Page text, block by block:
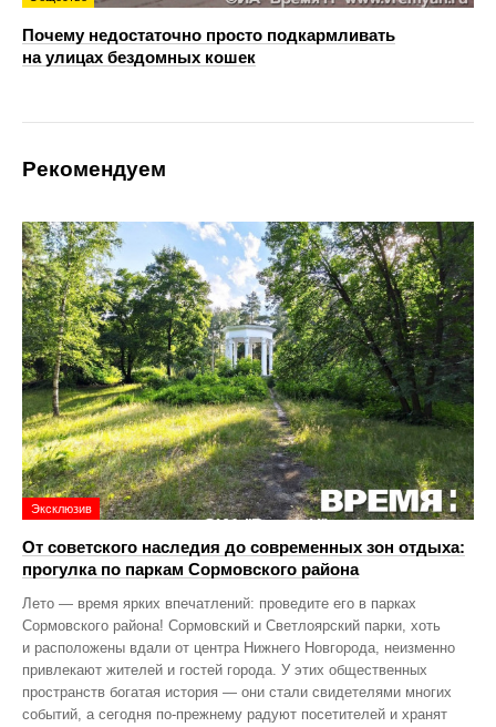
Почему недостаточно просто подкармливать
на улицах бездомных кошек
Рекомендуем
Эксклюзив
От советского наследия до современных зон отдыха:
прогулка по паркам Сормовского района
Лето — время ярких впечатлений: проведите его в парках
Сормовского района! Сормовский и Светлоярский парки, хоть
и расположены вдали от центра Нижнего Новгорода, неизменно
привлекают жителей и гостей города. У этих общественных
пространств богатая история — они стали свидетелями многих
событий, а сегодня по‑прежнему радуют посетителей и хранят